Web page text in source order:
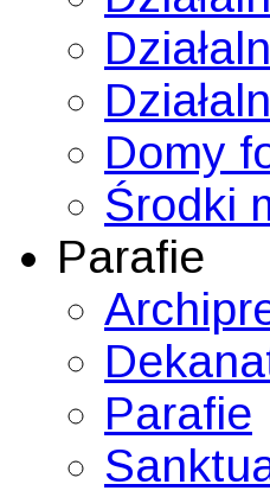
Domy
Środki
Parafie
Parafie